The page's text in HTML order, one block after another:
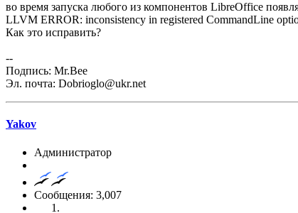
во время запуска любого из компонентов LibreOffice
LLVM ERROR: inconsistency in registered CommandLine
Как это исправить?
--
Подпись: Mr.Bee
Эл. почта: Dobrioglo@ukr.net
Yakov
Администратор
Сообщения: 3,007